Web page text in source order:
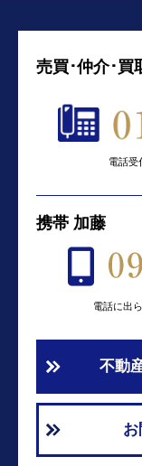
売買･仲介･買
電話
携帯 加藤
電話に出
不動
お